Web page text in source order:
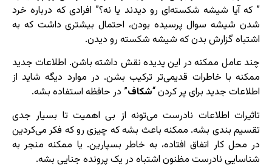
” که آیا شیشه‌ شکسته‌ای رو دیدند یا نه؟” افرادی که درباره خرد
شدن شیشه سوال پرسیده بودن، احتمال بیشتری داشت که به
اشتباه گزارش بدن که شیشه‌ شکسته رو دیدن.
چند عامل ممکنه در این پدیده نقش داشته باشن. اطلاعات جدید
ممکنه با خاطرات قدیمی‌تر ترکیب بشن. در موارد دیگه شاید از
اطلاعات جدید برای پر کردن “شکاف” در حافظه استفاده بشه.
تاثیرات اطلاعات نادرست می‌تونه از بی اهمیت تا بسیار جدی‌
تقسیم بندی بشه. ممکنه باعث بشه که چیزی رو که فکر می‌کردین
در محل کار اتفاق افتاده، به خاطر بسپارین. یا ممکنه منجر به
شناسایی نادرست مظنون اشتباه در یک پرونده جنایی بشه.